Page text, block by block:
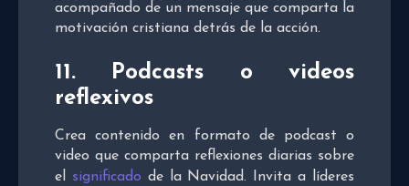
acompañado de un mensaje que comparta la
motivación cristiana detrás de la acción.
11. Podcasts o videos
reflexivos
Crea contenido en formato de podcast o
video que comparta reflexiones diarias sobre
el significado de la Navidad. Invita a líderes